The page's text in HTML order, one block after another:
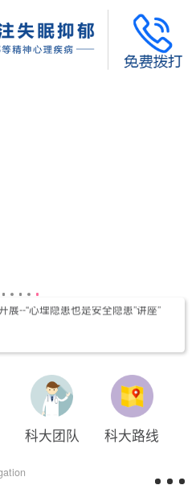
展--“心理隐患也是安全隐患”讲座”
科大团队 科大路线